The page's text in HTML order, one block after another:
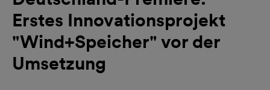
Erstes Innovationsprojekt
"Wind+Speicher" vor der
Umsetzung